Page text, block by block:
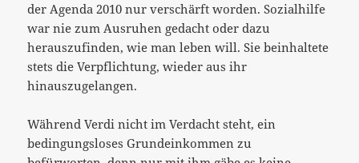
der Agenda 2010 nur verschärft worden. Sozialhilfe
war nie zum Ausruhen gedacht oder dazu
herauszufinden, wie man leben will. Sie beinhaltete
stets die Verpflichtung, wieder aus ihr
hinauszugelangen.
Während Verdi nicht im Verdacht steht, ein
bedingungsloses Grundeinkommen zu